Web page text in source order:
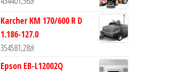
Karcher KM 170/600 R D
1.186-127.0
354581,28zł
Epson EB-L12002Q